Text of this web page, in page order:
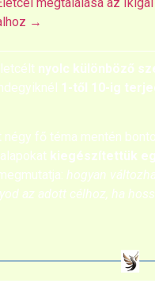
→
nyolc különböző
1-től 10-ig
fő téma mentén
kiegészítettük
hogyan
az adott célhoz, ha